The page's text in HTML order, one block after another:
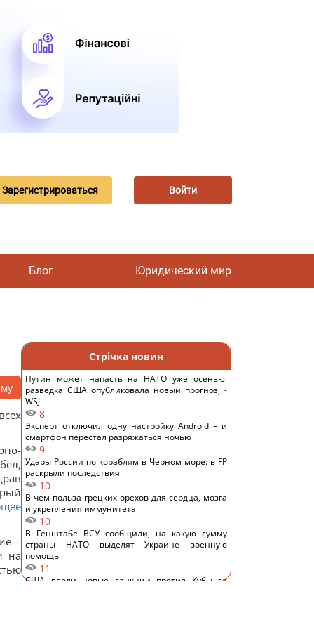
Зарегистрироваться Войти
Блог Юридический мир
–
на
Стрічка новин
Путин может напасть на НАТО уже осенью:
разведка США опубликовала новый прогноз, -
WSJ
8
Эксперт отключил одну настройку Android – и
смартфон перестал разряжаться ночью
9
Удары России по кораблям в Черном море: в FP
раскрыли последствия
10
В чем польза грецких орехов для сердца, мозга
и укрепления иммунитета
10
В Генштабе ВСУ сообщили, на какую сумму
страны НАТО выделят Украине военную
помощь
11
США ввели новые санкции против Кубы за